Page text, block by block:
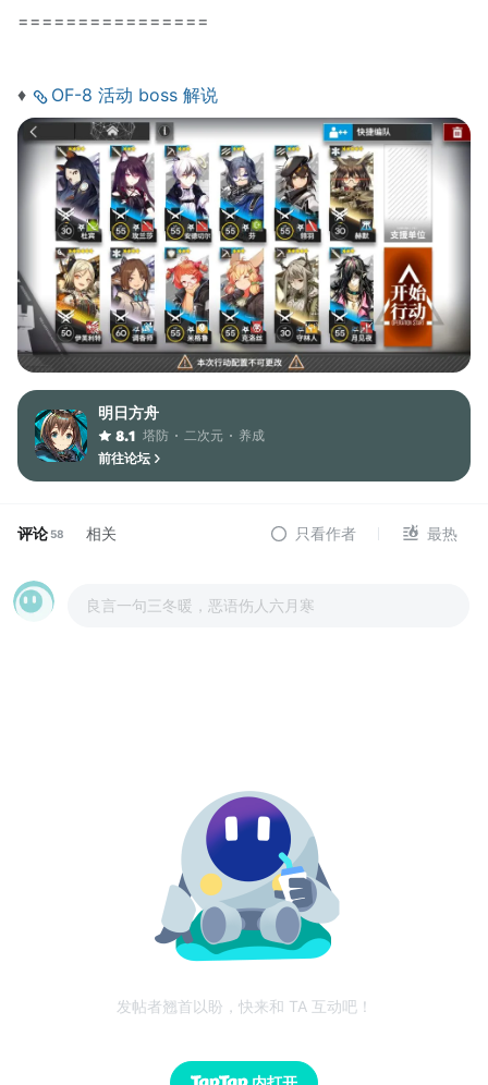
================
♦ OF-8 活动 boss 解说
明日方舟
8.1 塔防 二次元
养成
前往论坛
评论58 相关 只看作者 最热
良言一句三冬暖，恶语伤人六月寒
发帖者翘首以盼，快来和 TA 互动吧！